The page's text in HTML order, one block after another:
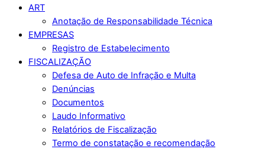
ART
Anotação de Responsabilidade Técnica
EMPRESAS
Registro de Estabelecimento
FISCALIZAÇÃO
Defesa de Auto de Infração e Multa
Denúncias
Documentos
Laudo Informativo
Relatórios de Fiscalização
Termo de constatação e recomendação